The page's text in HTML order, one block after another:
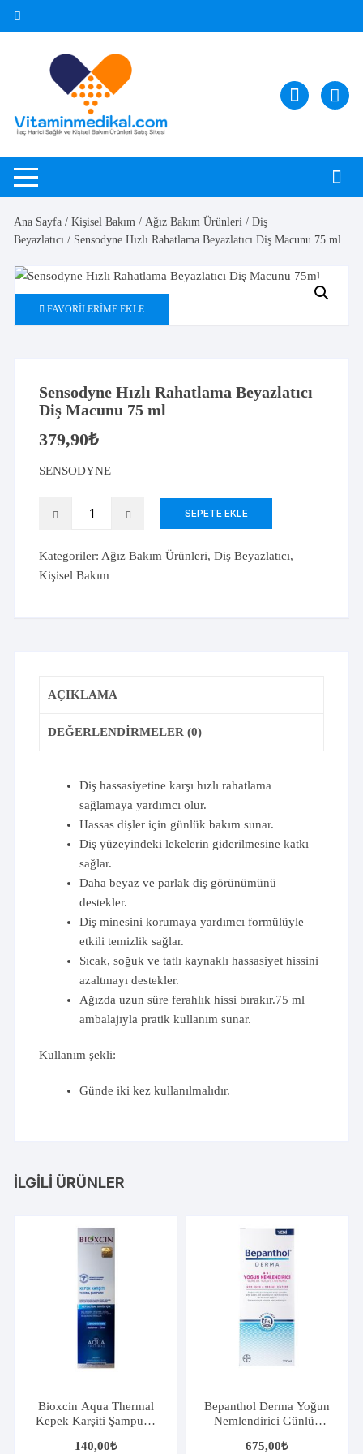
Skip
Ana Sayfa /Kişisel Bakım /Ağız Bakım Ürünleri /Diş
Beyazlatıcı / Sensodyne Hızlı Rahatlama Beyazlatıcı Diş Macunu 75 ml
FAVORILERIME EKLE
Sensodyne Hızlı Rahatlama Beyazlatıcı
Diş Macunu 75 ml
379,90₺
SENSODYNE
Beyazlatıcı
Diş
SEPETE EKLE
Kategoriler: Ağız Bakım Ürünleri,Diş Beyazlatıcı,
Kişisel Bakım
AÇIKLAMA
DEĞERLENDIRMELER (0)
Diş hassasiyetine karşı hızlı rahatlama
sağlamaya yardımcı olur.
Hassas dişler için günlük bakım sunar.
Diş yüzeyindeki lekelerin giderilmesine katkı
sağlar.
Daha beyaz ve parlak diş görünümünü
destekler.
Diş minesini korumaya yardımcı formülüyle
etkili temizlik sağlar.
Sıcak, soğuk ve tatlı kaynaklı hassasiyet hissini
azaltmayı destekler.
Ağızda uzun süre ferahlık hissi bırakır.75 ml
ambalajıyla pratik kullanım sunar.
Kullanım şekli:
Günde iki kez kullanılmalıdır.
İLGILI ÜRÜNLER
Bioxcin Aqua Thermal
Kepek Karşiti Şampuan
140,00₺
Bepanthol Derma Yoğun
Nemlendirici Günlük
675,00₺